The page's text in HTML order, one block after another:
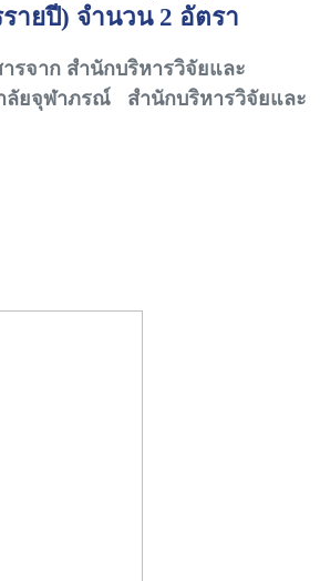
ายปี) จำนวน 2 อัตรา
รจาก สำนักบริหารวิจัยและ
ลัยจุฬาภรณ์ สำนักบริหารวิจัยและ